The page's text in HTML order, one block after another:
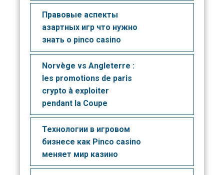
Правовые аспекты
азартных игр что нужно
знать о pinco casino
Norvège vs Angleterre :
les promotions de paris
crypto à exploiter
pendant la Coupe
Технологии в игровом
бизнесе как Pinco casino
меняет мир казино